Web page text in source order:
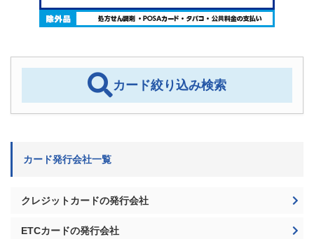
カード絞り込み検索
カード発行会社一覧
クレジットカードの発行会社
ETCカードの発行会社